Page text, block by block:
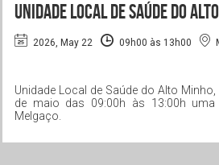
Unidade Local de Saúde do Alto
2026, May 22 09h00 às 13h00
Unidade Local de Saúde do Alto
de maio das 09:00h às 13:00h
Melgaço.